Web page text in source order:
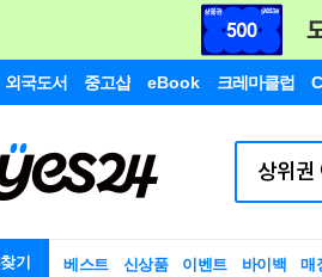
외국도서 중고샵 eBook 크레마클럽
기 베스트 신상품 이벤트 바이백 매